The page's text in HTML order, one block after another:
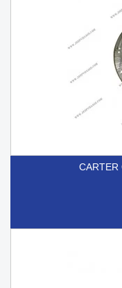
CARTER